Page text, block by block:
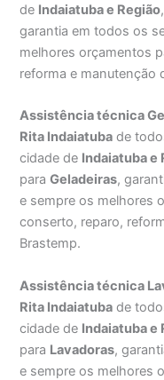
de Indaiatuba e Região
garantia em todos os
melhores orçamentos
reforma e manutenção
Assistência técnica
Rita Indaiatuba de
cidade de Indaiatuba e
paraGeladeiras,
e sempre os melhores
conserto, reparo,
Brastemp.
Assistência técnica
Rita Indaiatuba de
cidade de Indaiatuba e
para Lavadoras,
e sempre os melhores